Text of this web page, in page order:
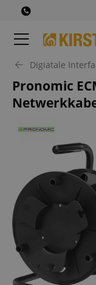
Digiatale
Pronomic